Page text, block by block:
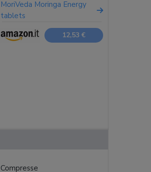
MoriVeda Moringa Energy
tablets
12,53 €
Compresse